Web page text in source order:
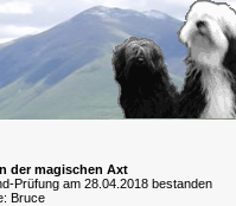
der magischen Axt
Prüfung am 28.04.2018 bestanden
Bruce